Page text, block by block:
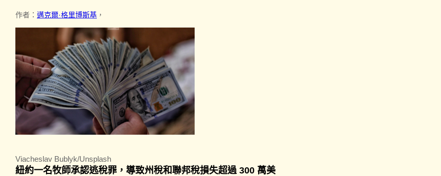
作者： 邁克爾·格里博斯基 ，
Viacheslav Bublyk/Unsplash
紐約一名牧師承認逃稅罪，導致州稅和聯邦稅損失超過 300 萬美